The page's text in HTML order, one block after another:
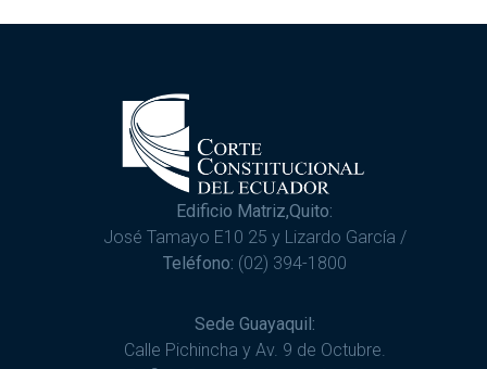
Edificio Matriz,Quito:
José Tamayo E10 25 y Lizardo García /
Teléfono: (02) 394-1800
Sede Guayaquil:
Calle Pichincha y Av. 9 de Octubre.